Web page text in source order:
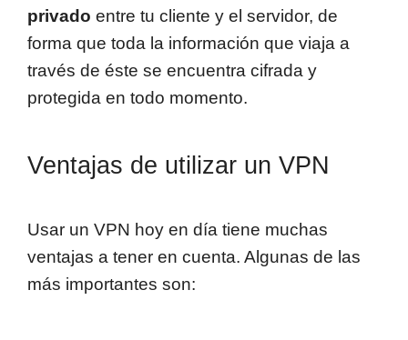
privado entre tu cliente y el servidor, de
forma que toda la información que viaja a
través de éste se encuentra cifrada y
protegida en todo momento.
Ventajas de utilizar un VPN
Usar un VPN hoy en día tiene muchas
ventajas a tener en cuenta. Algunas de las
más importantes son: